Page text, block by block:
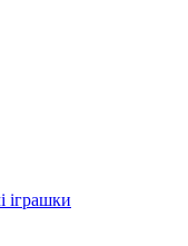
іграшки